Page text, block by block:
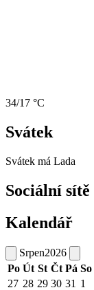
34/17 °C
Svátek
Svátek má Lada
Sociální sítě
Kalendář
Srpen2026
Po Út St Čt Pá So
27 28 29 30 31 1